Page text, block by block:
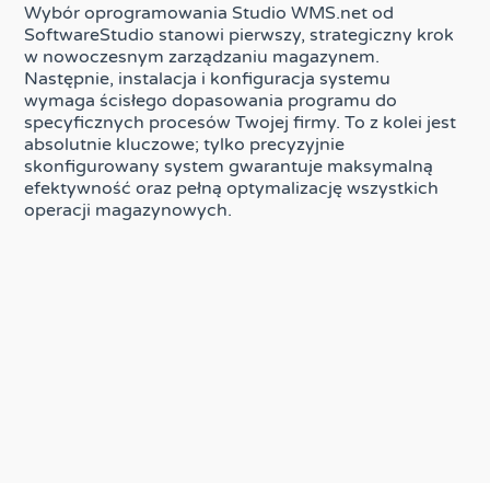
Wybór oprogramowania Studio WMS.net od
SoftwareStudio stanowi pierwszy, strategiczny krok
w nowoczesnym zarządzaniu magazynem.
Następnie, instalacja i konfiguracja systemu
wymaga ścisłego dopasowania programu do
specyficznych procesów Twojej firmy. To z kolei jest
absolutnie kluczowe; tylko precyzyjnie
skonfigurowany system gwarantuje maksymalną
efektywność oraz pełną optymalizację wszystkich
operacji magazynowych.